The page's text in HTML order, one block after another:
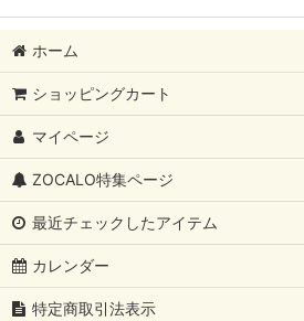
ホーム
ショッピングカート
マイページ
ZOCALO特集ページ
最近チェックしたアイテム
カレンダー
特定商取引法表示